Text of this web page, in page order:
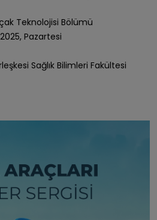
Teknolojisi Bölümü
Pazartesi
Sağlık Bilimleri Fakültesi